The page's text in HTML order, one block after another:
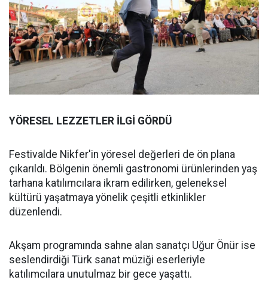
YÖRESEL LEZZETLER İLGİ GÖRDÜ
Festivalde Nikfer'in yöresel değerleri de ön plana
çıkarıldı. Bölgenin önemli gastronomi ürünlerinden yaş
tarhana katılımcılara ikram edilirken, geleneksel
kültürü yaşatmaya yönelik çeşitli etkinlikler
düzenlendi.
Akşam programında sahne alan sanatçı Uğur Önür ise
seslendirdiği Türk sanat müziği eserleriyle
katılımcılara unutulmaz bir gece yaşattı.